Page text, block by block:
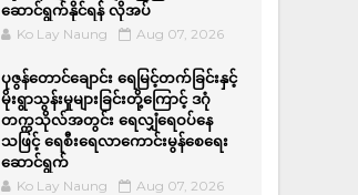
ဆောင်ရွက်နိုင်ရန် လိုအပ်
Ko Lay Naung Aug 07, 2026
ပုဇွန်တောင်ချောင်း ရေမြင့်တက်ခြင်းနှင့်
မိုးရွာသွန်းမှုများခြင်းတို့ကြောင့် ဒဂုံ
တက္ကသိုလ်အတွင်း ရေလျှံရေဝပ်နေ
သဖြင့် ရေစီးရေလာကောင်းမွန်စေရေး
ဆောင်ရွက်
Ko Lay Naung Aug 07, 2026